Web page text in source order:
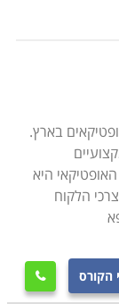
ידי קהל קצרי
העונים בדיוק
האמצעים
מאפשרים
ולכל סוג של
בו ביתר
תורת האור,
סוגי עיניים
פזילה,
בארץ.
היא
הלקוח
הקורס 